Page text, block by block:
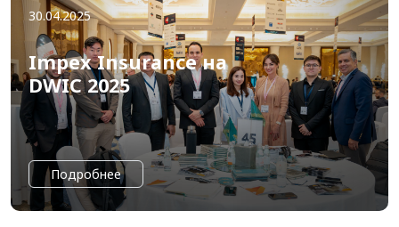
30.04.2025
Impex Insurance на
DWIC 2025
Подробнее